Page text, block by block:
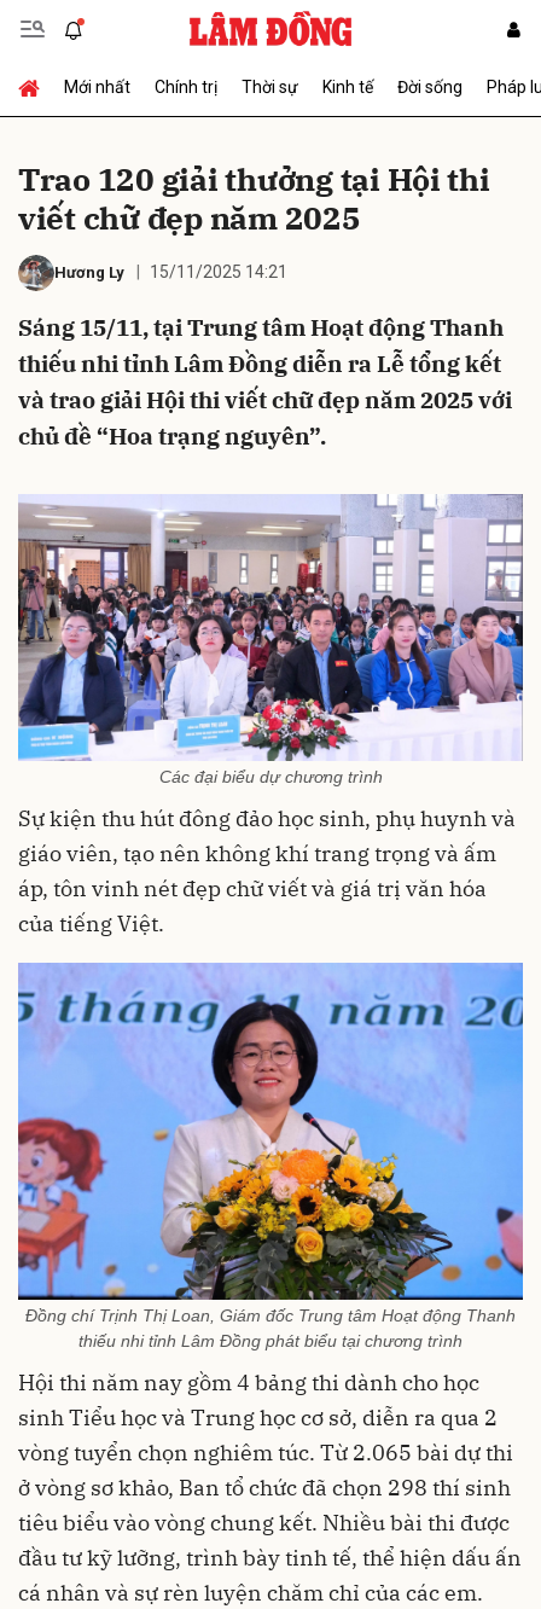
Mới nhất Chính trị Thời sự Kinh tế Đời sống Pháp
Trao 120 giải thưởng tại Hội thi
viết chữ đẹp năm 2025
Hương Ly 15/11/2025 14:21
Sáng 15/11, tại Trung tâm Hoạt động Thanh
thiếu nhi tỉnh Lâm Đồng diễn ra Lễ tổng kết
và trao giải Hội thi viết chữ đẹp năm 2025 với
chủ đề “Hoa trạng nguyên”.
Các đại biểu dự chương trình
Sự kiện thu hút đông đảo học sinh, phụ huynh và
giáo viên, tạo nên không khí trang trọng và ấm
áp, tôn vinh nét đẹp chữ viết và giá trị văn hóa
của tiếng Việt.
Đồng chí Trịnh Thị Loan, Giám đốc Trung tâm Hoạt động Thanh
thiếu nhi tỉnh Lâm Đồng phát biểu tại chương trình
Hội thi năm nay gồm 4 bảng thi dành cho học
sinh Tiểu học và Trung học cơ sở, diễn ra qua 2
vòng tuyển chọn nghiêm túc. Từ 2.065 bài dự thi
ở vòng sơ khảo, Ban tổ chức đã chọn 298 thí sinh
tiêu biểu vào vòng chung kết. Nhiều bài thi được
đầu tư kỹ lưỡng, trình bày tinh tế, thể hiện dấu ấn
cá nhân và sự rèn luyện chăm chỉ của các em.
Gửi bình luận
Hủy Gửi